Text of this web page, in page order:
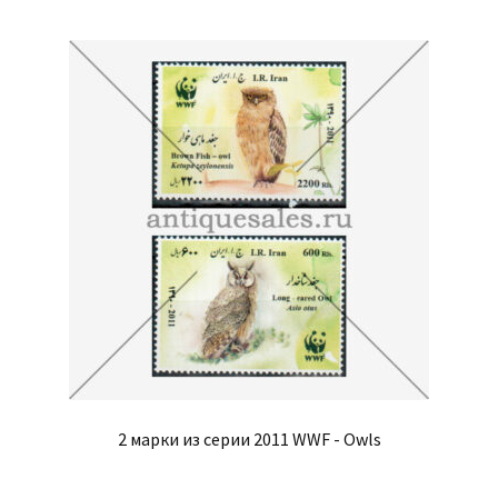
2 марки из серии 2011 WWF - Owls